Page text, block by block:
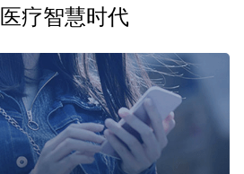
疗智慧时代